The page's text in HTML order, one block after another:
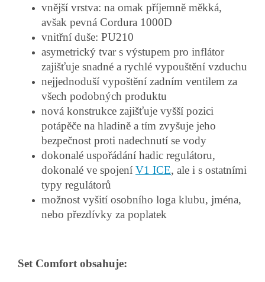
vnější vrstva: na omak příjemně měkká,
avšak pevná Cordura 1000D
vnitřní duše: PU210
asymetrický tvar s výstupem pro inflátor
zajišťuje snadné a rychlé vypouštění vzduchu
nejjednoduší vypoštění zadním ventilem za
všech podobných produktu
nová konstrukce zajišťuje vyšší pozici
potápěče na hladině a tím zvyšuje jeho
bezpečnost proti nadechnutí se vody
dokonalé uspořádání hadic regulátoru,
dokonalé ve spojení V1 ICE, ale i s ostatními
typy regulátorů
možnost vyšití osobního loga klubu, jména,
nebo přezdívky za poplatek
Set Comfort obsahuje: